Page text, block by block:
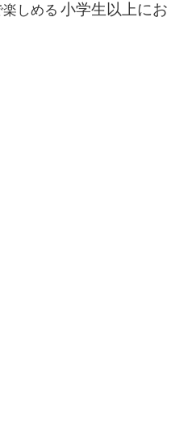
しめる 小学生以上にお